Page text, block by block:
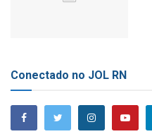
Conectado no JOL RN